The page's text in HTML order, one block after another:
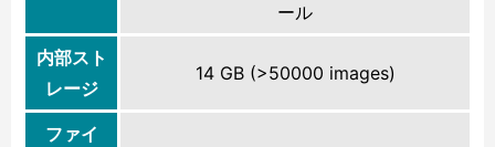
ール
内部スト
レージ
14 GB (>50000 images)
ファイ